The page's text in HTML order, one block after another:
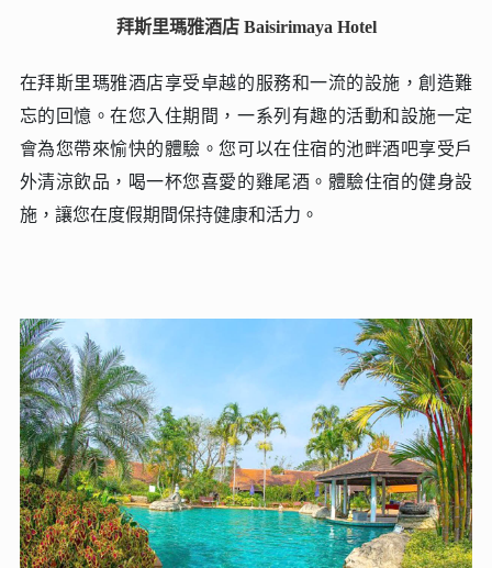
拜斯里瑪雅酒店 Baisirimaya Hotel
在拜斯里瑪雅酒店享受卓越的服務和一流的設施，創造難
忘的回憶。在您入住期間，一系列有趣的活動和設施一定
會為您帶來愉快的體驗。您可以在住宿的池畔酒吧享受戶
外清涼飲品，喝一杯您喜愛的雞尾酒。體驗住宿的健身設
施，讓您在度假期間保持健康和活力。